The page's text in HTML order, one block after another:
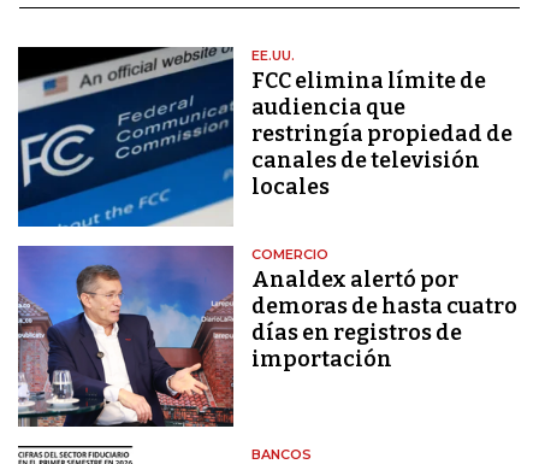
EE.UU.
FCC elimina límite de
audiencia que
restringía propiedad de
canales de televisión
locales
COMERCIO
Analdex alertó por
demoras de hasta cuatro
días en registros de
importación
BANCOS